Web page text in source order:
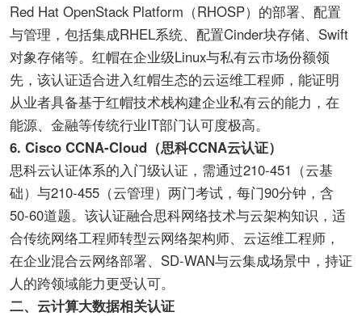
Red Hat OpenStack Platform（RHOSP）的部署、配置
与管理，包括集成RHEL系统、配置Cinder块存储、Swift
对象存储等。红帽在企业级Linux与私有云市场份额领
先，该认证适合进入红帽生态的云运维工程师，能证明
从业者具备基于红帽技术栈构建企业私有云的能力，在
能源、金融等传统行业IT部门认可度极高。
6. Cisco CCNA-Cloud（思科CCNA云认证）
思科云认证体系的入门级认证，需通过210-451（云基
础）与210-455（云管理）两门考试，每门90分钟，含
50-60道题。该认证融合思科网络技术与云架构知识，适
合传统网络工程师转型云网络架构师、云运维工程师，
在企业混合云网络部署、SD-WAN与云集成场景中，持证
人的跨领域能力更受认可。
二、云计算大数据相关认证